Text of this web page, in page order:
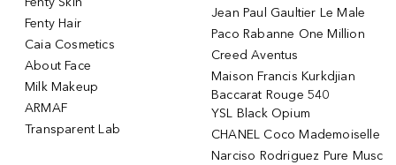
Fenty Hair
Caia Cosmetics
About Face
Milk Makeup
ARMAF
Transparent Lab
Jean Paul Gaultier Le Male
Paco Rabanne One Million
Creed Aventus
Maison Francis Kurkdjian
Baccarat Rouge 540
YSL Black Opium
CHANEL Coco Mademoiselle
Narciso Rodriguez Pure Musc